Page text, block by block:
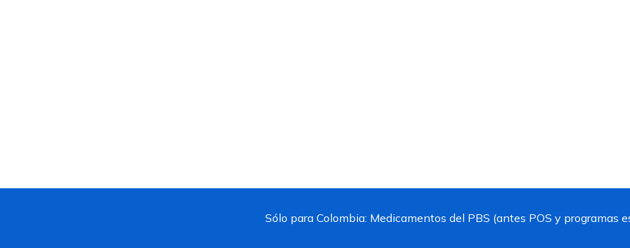
Sólo para Colombia: Medicamentos del PBS (antes POS y programas